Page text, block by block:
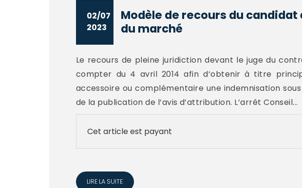
02/07
2023
Modèle de recours du
du marché
Le recours de pleine juridiction devant le juge du
compter du 4 avril 2014 afin d’obtenir à titre
accessoire ou complémentaire une indemnisation
de la publication de l’avis d’attribution. L’arrêt Conseil...
Cet article est payant
LIRE LA SUITE